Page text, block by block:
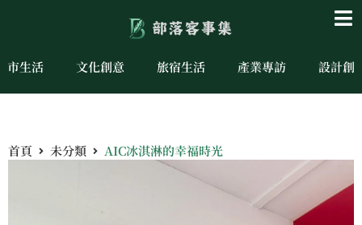
市生活 文化創意 旅宿生活 產業專訪 設計創
首頁 未分類 AIC冰淇淋的幸福時光